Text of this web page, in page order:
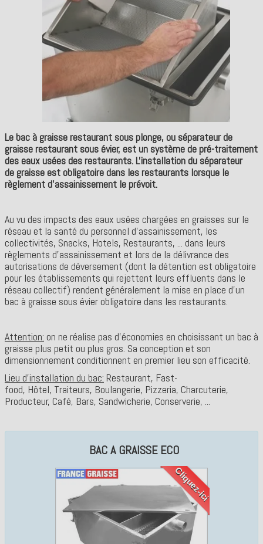
Le bac à graisse restaurant sous plonge, ou séparateur de
graisse restaurant sous évier, est un système de pré-traitement
des eaux usées des restaurants. L'installation du séparateur
de graisse est obligatoire dans les restaurants lorsque le
règlement d'assainissement le prévoit.
Au vu des impacts des eaux usées chargées en graisses sur le
réseau et la santé du personnel d'assainissement, les
collectivités, Snacks, Hotels, Restaurants, ... dans leurs
règlements d'assainissement et lors de la délivrance des
autorisations de déversement (dont la détention est obligatoire
pour les établissements qui rejettent leurs effluents dans le
réseau collectif) rendent généralement la mise en place d'un
bac à graisse sous évier obligatoire dans les restaurants.
Attention: on ne réalise pas d'économies en choisissant un bac à
graisse plus petit ou plus gros. Sa conception et son
dimensionnement conditionnent en premier lieu son efficacité.
Lieu d'installation du bac: Restaurant, Fast-
food, Hôtel, Traiteurs, Boulangerie, Pizzeria, Charcuterie,
Producteur, Café, Bars, Sandwicherie, Conserverie, ...
BAC A GRAISSE ECO
Cliquez-ici